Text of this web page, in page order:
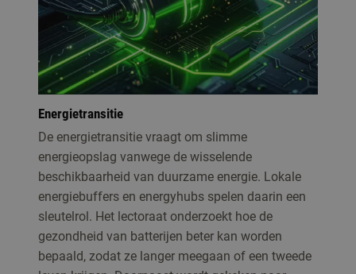
Energietransitie
De energietransitie vraagt om slimme
energieopslag vanwege de wisselende
beschikbaarheid van duurzame energie. Lokale
energiebuffers en energyhubs spelen daarin een
sleutelrol. Het lectoraat onderzoekt hoe de
gezondheid van batterijen beter kan worden
bepaald, zodat ze langer meegaan of een tweede